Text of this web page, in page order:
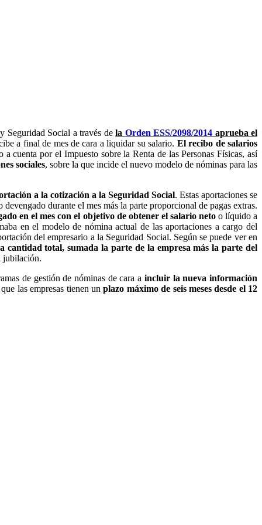
Seguridad Social a través de la Orden ESS/2098/2014 aprueba el
a final de mes de cara a liquidar su salario. El recibo de salarios
cuenta por el Impuesto sobre la Renta de las Personas Físicas, así
sociales, sobre la que incide el nuevo modelo de nóminas para las
a la cotización a la Seguridad Social. Estas aportaciones se
durante el mes más la parte proporcional de pagas extras.
en el mes con el objetivo de obtener el salario netoo líquido a
en el modelo de nómina actual de las aportaciones a cargo del
del empresario a la Seguridad Social. Según se puede ver en
cantidad total, sumada la parte de la empresa más la parte del
jubilación.
de gestión de nóminas de cara a incluir la nueva información
las empresas tienen unplazo máximo de seis meses desde el 12